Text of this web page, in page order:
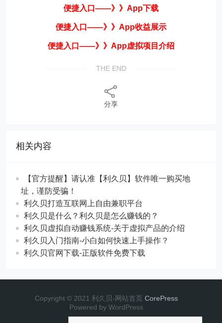
便捷入口——》》App下载
便捷入口——》》App收益展示
便捷入口——》》App虚拟项目介绍
THE END
分享
相关内容
【官方提醒】请认准【利久贝】软件唯一购买地
址，谨防受骗！
利久贝打造互联网上自由兼职平台
利久贝是什么？利久贝是怎么赚钱的？
利久贝虚拟自动赚钱系统-关于虚拟产品的介绍
利久贝入门指南-小白如何快速上手操作？
利久贝官网下载-正版软件免费下载
Copyright © 2021 利久贝-网站首页 CorePress
Powered by WordPress